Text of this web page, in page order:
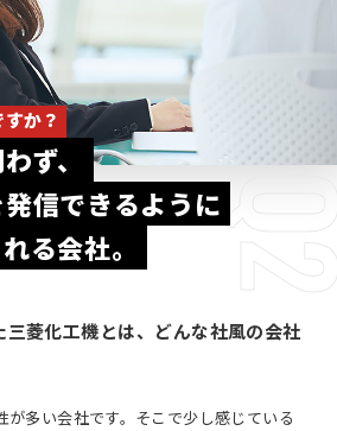
か？
ず、
信できるように
る会社。
三菱化工機とは、どんな社風の会社
が多い会社です。そこで少し感じている